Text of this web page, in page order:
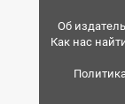
Об
Как нас